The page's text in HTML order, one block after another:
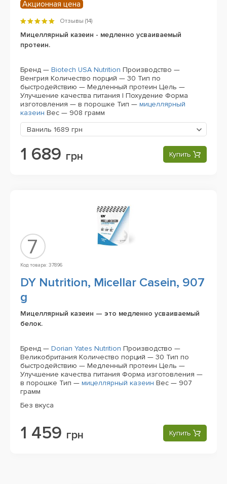
Акционная цена
Отзывы (14)
Мицеллярный казеин - медленно усваиваемый
протеин.
Бренд — Biotech USA Nutrition Производство —
Венгрия Количество порций — 30 Тип по
быстродействию — Медленный протеин Цель —
Улучшение качества питания | Похудение Форма
изготовления — в порошке Тип — мицеллярный
казеин Вес — 908 грамм
Ваниль 1689 грн
1 689 грн Купить
7
Код товара: 37896
DY Nutrition, Micellar Casein, 907
g
Мицеллярный казеин — это медленно усваиваемый
белок.
Бренд — Dorian Yates Nutrition Производство —
Великобритания Количество порций — 30 Тип по
быстродействию — Медленный протеин Цель —
Улучшение качества питания Форма изготовления —
в порошке Тип — мицеллярный казеин Вес — 907
грамм
Без вкуса
1 459 грн Купить